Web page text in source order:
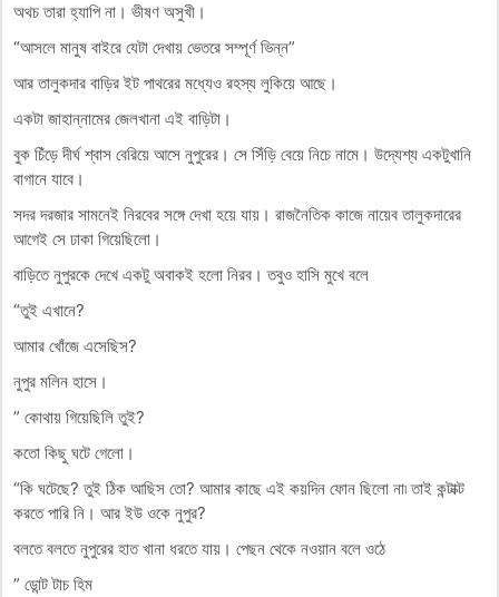
অথচ তারা হ্যাপি না। ভীষণ অসুখী।
“আসলে মানুষ বাইরে যেটা দেখায় ভেতরে সম্পূর্ণ ভিন্ন”
আর তালুকদার বাড়ির ইট পাথরের মধ্যেও রহস্য লুকিয়ে আছে।
একটা জাহান্নামের জেলখানা এই বাড়িটা।
বুক চিঁড়ে দীর্ঘ শ্বাস বেরিয়ে আসে নুপুরের। সে সিঁড়ি বেয়ে নিচে নামে। উদ্যেশ্য একটুখানি
বাগানে যাবে।
সদর দরজার সামনেই নিরবের সঙ্গে দেখা হয়ে যায়। রাজনৈতিক কাজে নায়েব তালুকদারের
আগেই সে ঢাকা গিয়েছিলো।
বাড়িতে নুপুরকে দেখে একটু অবাকই হলো নিরব। তবুও হাসি মুখে বলে
“তুই এখানে?
আমার খোঁজে এসেছিস?
নুপুর মলিন হাসে।
” কোথায় গিয়েছিলি তুই?
কতো কিছু ঘটে গেলো।
“কি ঘটেছে? তুই ঠিক আছিস তো? আমার কাছে এই কয়দিন ফোন ছিলো না৷ তাই কন্টাক্ট
করতে পারি নি। আর ইউ ওকে নুপুর?
বলতে বলতে নুপুরের হাত খানা ধরতে যায়। পেছন থেকে নওয়ান বলে ওঠে
” ডোন্ট টাচ হিম